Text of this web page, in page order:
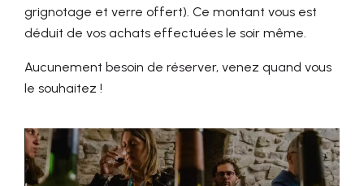
grignotage et verre offert). Ce montant vous est
déduit de vos achats effectuées le soir même.
Aucunement besoin de réserver, venez quand vous
le souhaitez !